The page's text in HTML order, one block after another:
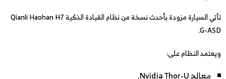
تأتي السيارة مزودة بأحدث نسخة من نظام القيادة الذكية Qianli Haohan H7
G-ASD.
ويعتمد النظام على:
معالج Nvidia Thor-U.